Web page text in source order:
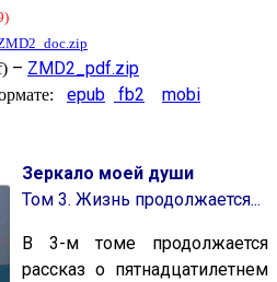
)
– ZMD2_pdf.zip
epub fb2 mobi
Зеркало моей души
Том 3. Жизнь продолжается...
В 3-м томе продолжается
рассказ о пятнадцатилетнем